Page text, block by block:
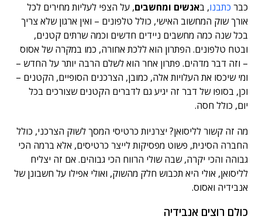
כבר כתבנו, באנשים ומחשבים, על הצפי לעליות מחירים לכל
אורך שוק המחשוב האישי, כולל טלפונים – ואין ארגון שלא צריך
בכל שנה כמה מחשבים ניידים חדשים וכמה שרתים קטנים,
ובטח טלפונים. הפתרון הוא ללכת אחורה, כמו במקרה של אסוס
– וזה דבר מדהים. פתרון אחר הוא לשלם הרבה יותר על החדש –
ומי שיכסו את העלויות אלה, כמובן, הצרכנים הסופיים, הקטנים –
וכן, בסופו של דבר זה יגיע גם לדברים הקטנים שצורכים בכל
יום, כולל חסה.
מה זה קשור לליסואן? יצרניות כרטיסי המסך לשוק הצרכני, כולל
החברה הסינית, פשוט מפסיקות לייצר כרטיסים, אלא ברמה הכי
גבוהה והכי יקרה, שבה שולי הרווח הכי גבוהים. אם זה יצליח
לליסואן, אולי היא תכבוש חלק מהשוק, ואולי אפילו על חשבונן של
אנבידיה ואסוס.
כולם רוצים אנבידיה